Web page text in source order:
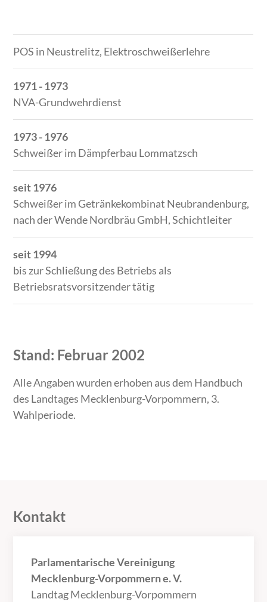
Zeitraum
Tätigkeit
POS in Neustrelitz, Elektroschweißerlehre
1971 - 1973
NVA-Grundwehrdienst
1973 - 1976
Schweißer im Dämpferbau Lommatzsch
seit 1976
Schweißer im Getränkekombinat Neubrandenburg,
nach der Wende Nordbräu GmbH, Schichtleiter
seit 1994
bis zur Schließung des Betriebs als
Betriebsratsvorsitzender tätig
Stand: Februar 2002
Alle Angaben wurden erhoben aus dem Handbuch
des Landtages Mecklenburg-Vorpommern, 3.
Wahlperiode.
Kontakt
Parlamentarische Vereinigung
Mecklenburg-Vorpommern e. V.
Landtag Mecklenburg-Vorpommern